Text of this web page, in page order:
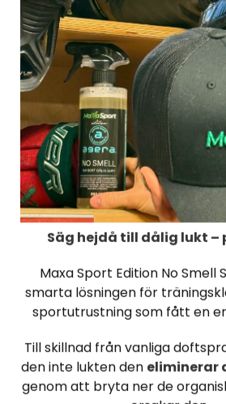
att
av
.
Säg hejdå till dålig lukt
Maxa Sport Edition No Smell
smarta lösningen för
sportutrustning som fått en
Till skillnad från vanliga
den inte lukten den eliminerar
genom att bryta ner de